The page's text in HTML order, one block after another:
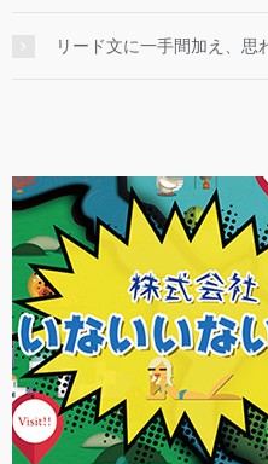
リード文に一手間加え、